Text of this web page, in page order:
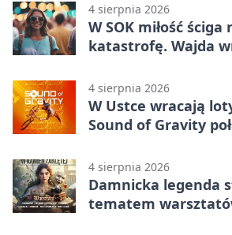
4 sierpnia 2026
W SOK miłość ściga
katastrofę. Wajda
4 sierpnia 2026
W Ustce wracają
Sound of Gravity
4 sierpnia 2026
Damnicka legenda
tematem